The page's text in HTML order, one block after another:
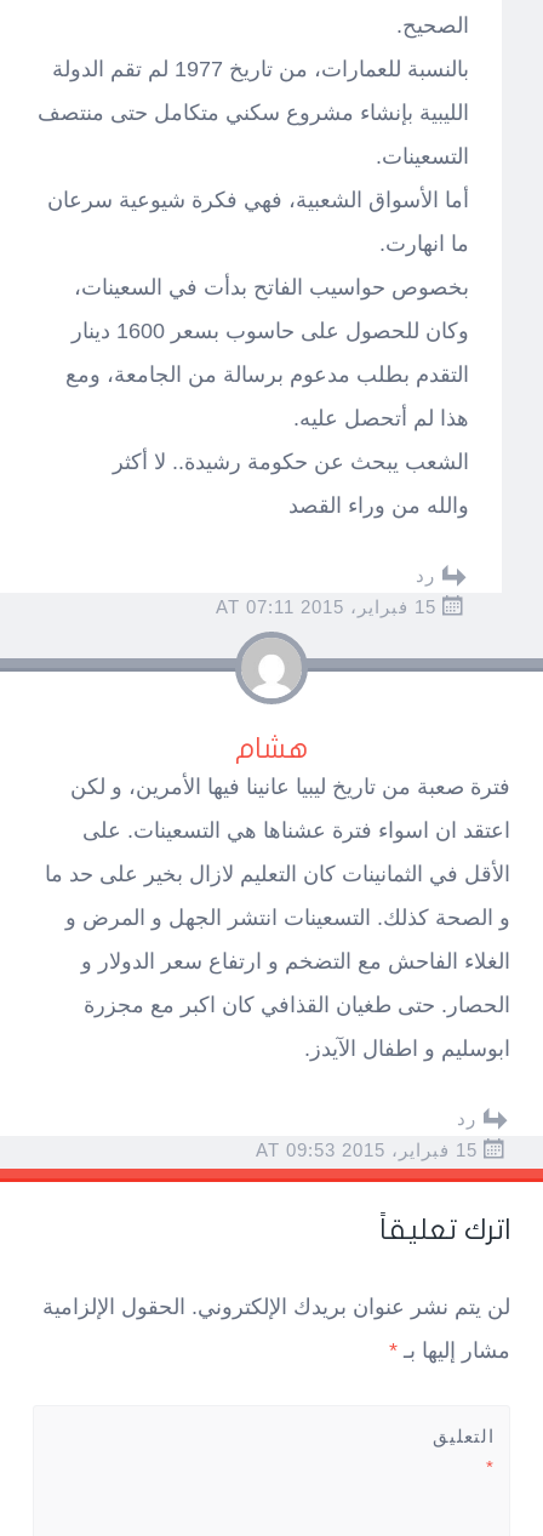
الصحيح.
بالنسبة للعمارات، من تاريخ 1977 لم تقم الدولة
الليبية بإنشاء مشروع سكني متكامل حتى منتصف
التسعينات.
أما الأسواق الشعبية، فهي فكرة شيوعية سرعان
ما انهارت.
بخصوص حواسيب الفاتح بدأت في السعينات،
وكان للحصول على حاسوب بسعر 1600 دينار
التقدم بطلب مدعوم برسالة من الجامعة، ومع
هذا لم أتحصل عليه.
الشعب يبحث عن حكومة رشيدة.. لا أكثر
والله من وراء القصد
رد
15 فبراير، 2015 AT 07:11
هشام
فترة صعبة من تاريخ ليبيا عانينا فيها الأمرين، و لكن
اعتقد ان اسواء فترة عشناها هي التسعينات. على
الأقل في الثمانينات كان التعليم لازال بخير على حد ما
و الصحة كذلك. التسعينات انتشر الجهل و المرض و
الغلاء الفاحش مع التضخم و ارتفاع سعر الدولار و
الحصار. حتى طغيان القذافي كان اكبر مع مجزرة
ابوسليم و اطفال الآيدز.
رد
15 فبراير، 2015 AT 09:53
اترك تعليقاً
لن يتم نشر عنوان بريدك الإلكتروني. الحقول الإلزامية
مشار إليها بـ *
التعليق
*